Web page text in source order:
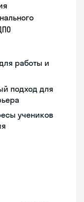
работы и
подход для
учеников